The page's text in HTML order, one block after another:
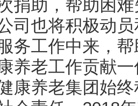
捐助，帮助困
司也将积极动
务工作中来，
养老工作贡献
养老集团始终